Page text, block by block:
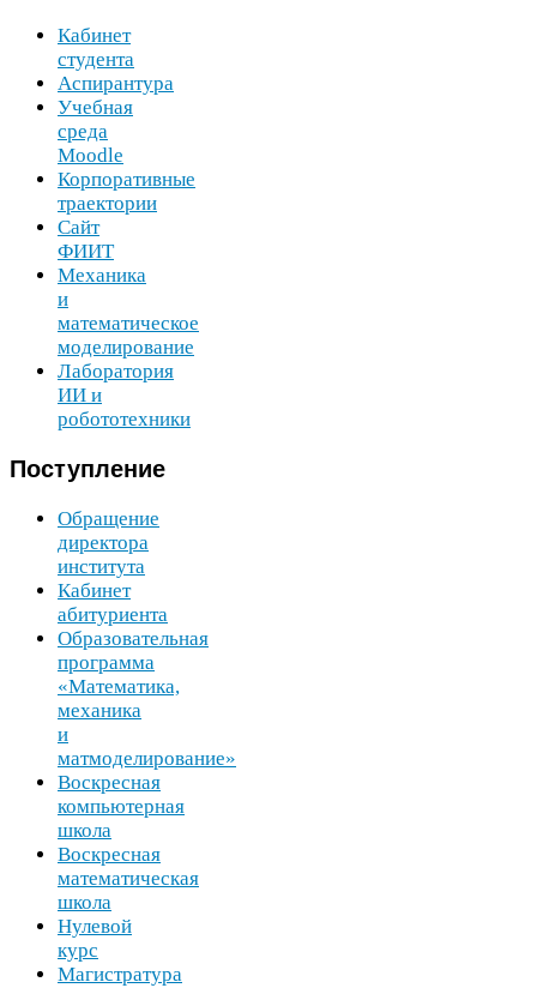
Кабинет
студента
Аспирантура
Учебная
среда
Moodle
Корпоративные
траектории
Сайт
ФИИТ
Механика
и
математическое
моделирование
Лаборатория
ИИ и
робототехники
Поступление
Обращение
директора
института
Кабинет
абитуриента
Образовательная
программа
«Математика,
механика
и
матмоделирование»
Воскресная
компьютерная
школа
Воскресная
математическая
школа
Нулевой
курс
Магистратура